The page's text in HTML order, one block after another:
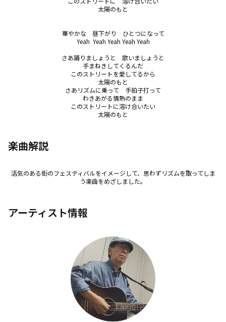
太陽のもと
華やかな　昼下がり　ひとつになって
Yeah  Yeah Yeah Yeah Yeah
さあ踊りましょうと　歌いましょうと
手まねきしてくるんだ
このストリートを愛してるから
太陽のもと
さあリズムに乗って　手拍子打って
わきあがる情熱のまま
このストリートに溶け合いたい
太陽のもと
楽曲解説
活気のある街のフェスティバルをイメージして、思わずリズムを取ってしま
う楽曲をめざしました。
アーティスト情報